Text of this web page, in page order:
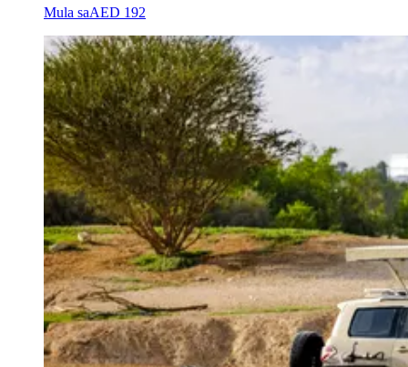
Mula saAED 192